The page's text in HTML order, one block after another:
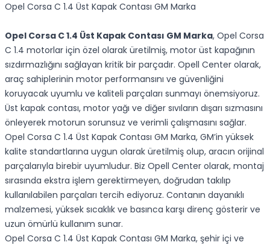
Opel Corsa C 1.4 Üst Kapak Contası GM Marka
Opel Corsa C 1.4 Üst Kapak Contası GM Marka, Opel Corsa
C 1.4 motorlar için özel olarak üretilmiş, motor üst kapağının
sızdırmazlığını sağlayan kritik bir parçadır. Opell Center olarak,
araç sahiplerinin motor performansını ve güvenliğini
koruyacak uyumlu ve kaliteli parçaları sunmayı önemsiyoruz.
Üst kapak contası, motor yağı ve diğer sıvıların dışarı sızmasını
önleyerek motorun sorunsuz ve verimli çalışmasını sağlar.
Opel Corsa C 1.4 Üst Kapak Contası GM Marka, GM’in yüksek
kalite standartlarına uygun olarak üretilmiş olup, aracın orijinal
parçalarıyla birebir uyumludur. Biz Opell Center olarak, montaj
sırasında ekstra işlem gerektirmeyen, doğrudan takılıp
kullanılabilen parçaları tercih ediyoruz. Contanın dayanıklı
malzemesi, yüksek sıcaklık ve basınca karşı direnç gösterir ve
uzun ömürlü kullanım sunar.
Opel Corsa C 1.4 Üst Kapak Contası GM Marka, şehir içi ve